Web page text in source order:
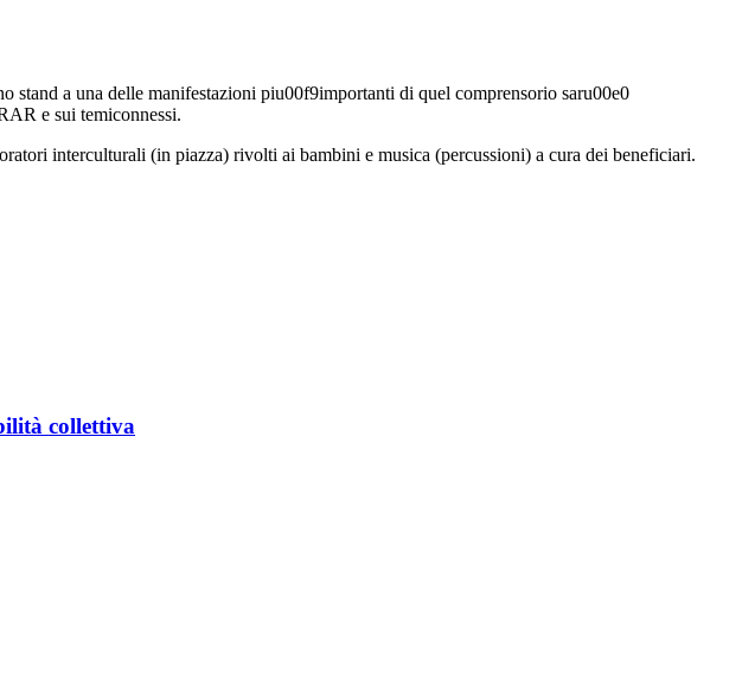
a una delle manifestazioni piu00f9importanti di quel comprensorio saru00e0
e sui temiconnessi.
interculturali (in piazza) rivolti ai bambini e musica (percussioni) a cura dei beneficiari.
collettiva